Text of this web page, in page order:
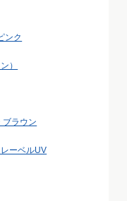
ンク
）
ブラウン
ーベルUV